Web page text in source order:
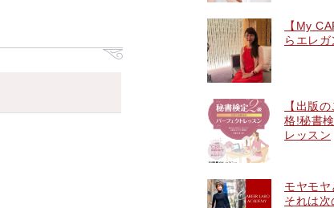
【My
らエレ
【出版
格!秘書
レッスン
モヤモヤ
それは